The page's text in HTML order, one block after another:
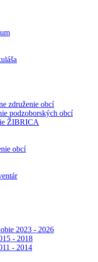
združenie obcí
podzoborských obcí
ŽIBRICA
obcí
2023 - 2026
- 2018
- 2014